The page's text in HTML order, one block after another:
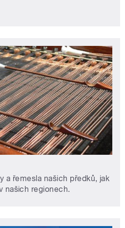
a řemesla našich předků, jak
našich regionech.